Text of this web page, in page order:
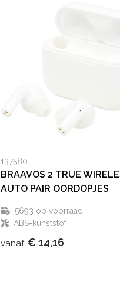
137580
BRAAVOS 2 TRUE
AUTO PAIR OORDOPJES
5693 op voorraad
ABS-kunststof
vanaf € 14,16